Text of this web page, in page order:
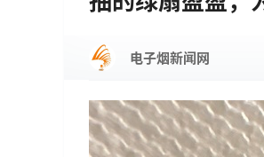
电子烟新闻网